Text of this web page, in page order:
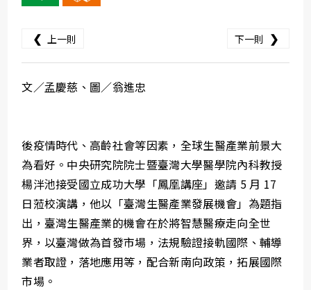
❮ 上一則 下一則 ❯
文／孟慶慈、圖／翁進忠
後疫情時代、高齡社會等因素，全球生醫產業前景大
為看好。中央研究院院士暨臺灣大學醫學院內科教授
楊泮池接受國立成功大學「鳳凰講座」邀請 5 月 17
日蒞校演講，他以「臺灣生醫產業發展機會」為題指
出，臺灣生醫產業的機會在於將智慧醫療走向全世
界，以臺灣做為首發市場，法規驗證接軌國際、輔導
業者取證，落地應用等，配合新南向政策，拓展國際
市場。